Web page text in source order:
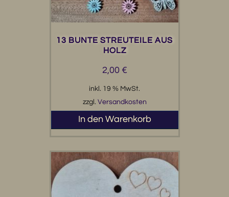
13 BUNTE STREUTEILE AUS
HOLZ
2,00 €
inkl. 19 % MwSt.
zzgl. Versandkosten
In den Warenkorb